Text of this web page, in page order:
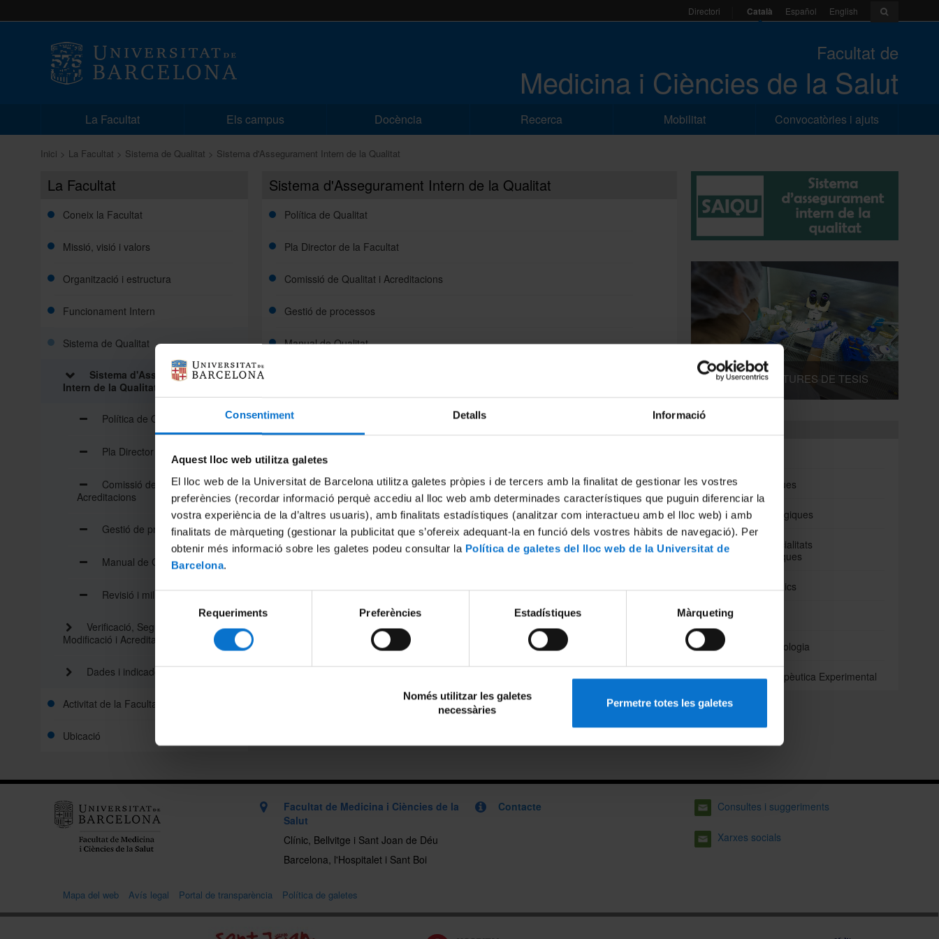
Consentiment Detalls Informació
Aquest lloc web utilitza galetes
El lloc web de la Universitat de Barcelona utilitza galetes pròpies i de tercers amb la finalitat de gestionar les vostres
preferències (recordar informació perquè accediu al lloc web amb determinades característiques que puguin diferenciar la
vostra experiència de la d’altres usuaris), amb finalitats estadístiques (analitzar com interactueu amb el lloc web) i amb
finalitats de màrqueting (gestionar la publicitat que s’ofereix adequant-la en funció dels vostres hàbits de navegació). Per
obtenir més informació sobre les galetes podeu consultar la Política de galetes del lloc web de la Universitat de
Barcelona.
consentiment
Requeriments Preferències Estadístiques Màrqueting
Només utilitzar les galetes
necessàries
Permetre totes les galetes
Directori Català Español English
Facultat de
Medicina i Ciències de la Salut
La Facultat Els campus Docència Recerca Mobilitat Convocatòries i ajuts
Inici La Facultat Sistema de Qualitat Sistema d'Assegurament Intern de la Qualitat
La Facultat
Coneix la Facultat
Missió, visió i valors
Organització i estructura
Funcionament Intern
Sistema de Qualitat
Sistema d'Assegurament
Intern de la Qualitat
Política de Qualitat
Pla Director de la Facultat
Comissió de Qualitat i
Acreditacions
Gestió de processos
Manual de Qualitat
Revisió i millora
Verificació, Seguiment,
Modificació i Acreditació
Dades i indicadors
Activitat de la Facultat
Ubicació
Sistema d'Assegurament Intern de la Qualitat
Política de Qualitat
Pla Director de la Facultat
Comissió de Qualitat i Acreditacions
Gestió de processos
Manual de Qualitat
DIPÒSITS I LECTURES DE TESIS
Ciències Clíniques
Ciències Fisiològiques
Cirurgia i Especialitats
Medicoquirúrgiques
Fonaments Clinics
Medicina
Odontoestomatologia
Patologia i Terapèutica Experimental
Facultat de Medicina i Ciències de la
Salut
Clínic, Bellvitge i Sant Joan de Déu
Barcelona, l'Hospitalet i Sant Boi
Contacte Consultes i suggeriments
Xarxes socials
Mapa del web Avís legal Portal de transparència Política de galetes